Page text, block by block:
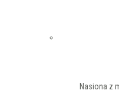
Nasiona z